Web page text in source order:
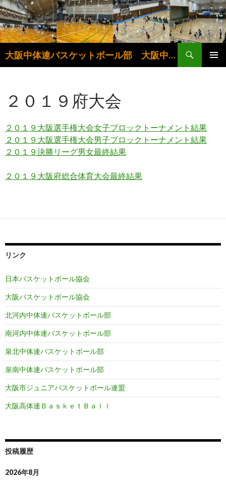
大阪中体連バスケットボール部 大阪中学生バスケットボール連盟
検
索
ン
ツ
ス
キ
ッ
プ
２０１９府大会
２０１９大阪選手権大会女子ブロックトーナメント結果
２０１９大阪選手権大会男子ブロックトーナメント結果
２０１９決勝リーグ男女最終結果
２０１９大阪府総合体育大会最終結果
リンク
日本バスケットボール協会
大阪バスケットボール協会
北河内中体連バスケットボール部
南河内中体連バスケットボール部
泉北中体連バスケットボール部
泉南中体連バスケットボール部
大阪市ジュニアバスケットボール連盟
大阪高体連ＢａｓｋｅｔＢａｌｌ
投稿履歴
2026年8月